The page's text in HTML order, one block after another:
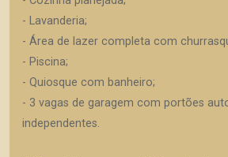
- Lavanderia;
- Área de lazer completa com
- Piscina;
- Quiosque com banheiro;
- 3 vagas de garagem com portões
independentes.